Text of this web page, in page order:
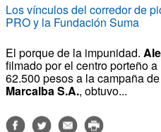
Los vínculos del corredor de
PRO y la Fundación Suma
El porque de la impunidad.
filmado por el centro porteño
62.500 pesos a la campaña
Marcalba S.A., obtuvo...